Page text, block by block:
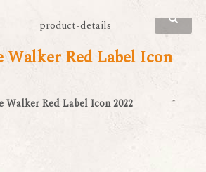
Walker Red Label Icon
Walker Red Label Icon 2022